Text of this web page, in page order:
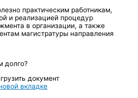
практическим работникам,
и реализацией процедур
в организации, а также
магистратуры направления
долго?
документ
вкладке